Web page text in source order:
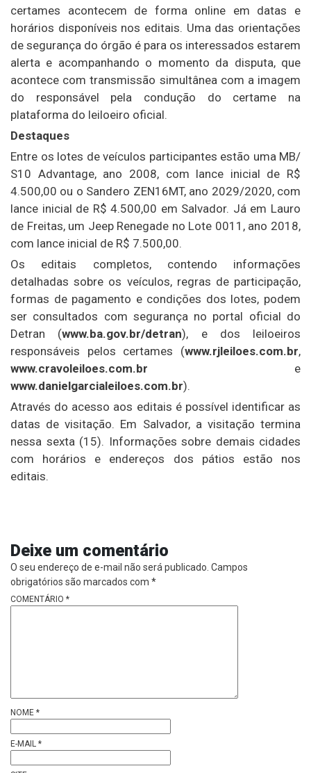
certames acontecem de forma online em datas e
horários disponíveis nos editais. Uma das orientações
de segurança do órgão é para os interessados estarem
alerta e acompanhando o momento da disputa, que
acontece com transmissão simultânea com a imagem
do responsável pela condução do certame na
plataforma do leiloeiro oficial.
Destaques
Entre os lotes de veículos participantes estão uma MB/
S10 Advantage, ano 2008, com lance inicial de R$
4.500,00 ou o Sandero ZEN16MT, ano 2029/2020, com
lance inicial de R$ 4.500,00 em Salvador. Já em Lauro
de Freitas, um Jeep Renegade no Lote 0011, ano 2018,
com lance inicial de R$ 7.500,00.
Os editais completos, contendo informações
detalhadas sobre os veículos, regras de participação,
formas de pagamento e condições dos lotes, podem
ser consultados com segurança no portal oficial do
Detran (www.ba.gov.br/detran), e dos leiloeiros
responsáveis pelos certames (www.rjleiloes.com.br,
www.cravoleiloes.com.br e
www.danielgarcialeiloes.com.br).
Através do acesso aos editais é possível identificar as
datas de visitação. Em Salvador, a visitação termina
nessa sexta (15). Informações sobre demais cidades
com horários e endereços dos pátios estão nos
editais.
Deixe um comentário
O seu endereço de e-mail não será publicado. Campos
obrigatórios são marcados com *
COMENTÁRIO *
NOME *
E-MAIL *